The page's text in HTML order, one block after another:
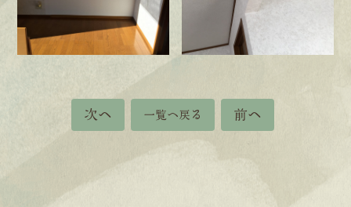
次へ 一覧へ戻る 前へ